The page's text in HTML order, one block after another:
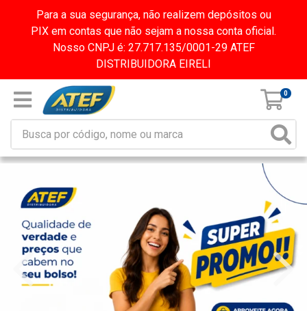
Para a sua segurança, não realizem depósitos ou
PIX em contas que não sejam a nossa conta oficial.
Nosso CNPJ é: 27.717.135/0001-29 ATEF
DISTRIBUIDORA EIRELI
0